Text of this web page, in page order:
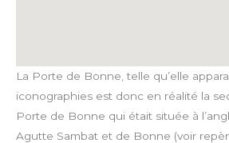
La Porte de Bonne, telle qu’elle
iconographies est donc en réalité la
Porte de Bonne qui était située à
Agutte Sambat et de Bonne (voir